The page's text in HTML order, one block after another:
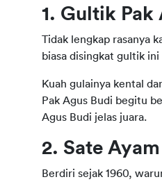
1. Gultik Pak
Tidak lengkap rasanya
biasa disingkat gultik
Kuah gulainya kental
Pak Agus Budi begitu
Agus Budi jelas juara.
2. Sate
Berdiri sejak 1960,